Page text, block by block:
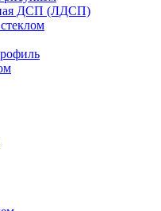
ДСП (ЛДСП)